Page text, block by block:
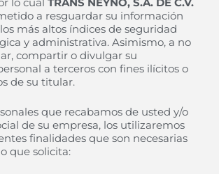
lo cual TRANS NEYNO, S.A. DE C.V.
a resguardar su información
más altos índices de seguridad
y administrativa. Asimismo, a no
compartir o divulgar su
a terceros con fines ilícitos o
de su titular.
que recabamos de usted y/o
de su empresa, los utilizaremos
finalidades que son necesarias
que solicita: